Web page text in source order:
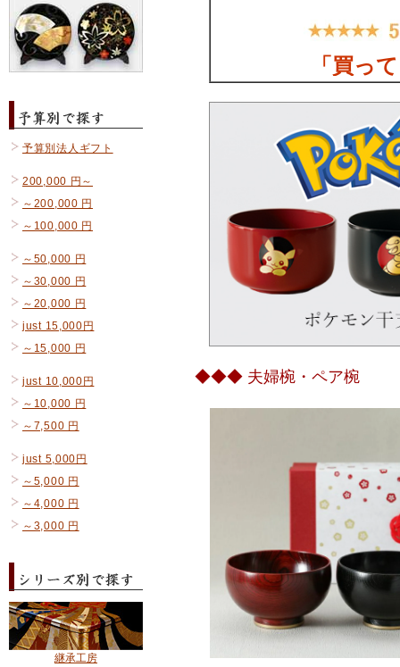
予算別法人ギフト
200,000 円～
～200,000 円
～100,000 円
～50,000 円
～30,000 円
～20,000 円
just 15,000円
～15,000 円
just 10,000円
～10,000 円
～7,500 円
just 5,000円
～5,000 円
～4,000 円
～3,000 円
継承工房
◆◆◆ 夫婦椀・ペア椀